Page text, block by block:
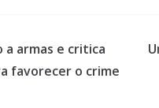
a armas e critica
favorecer o crime